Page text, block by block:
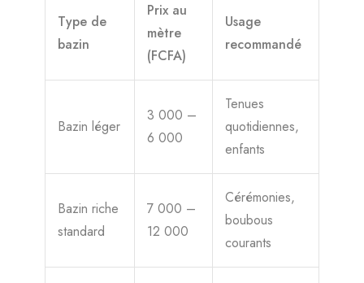
Type de
bazin
Prix au
mètre
(FCFA)
Usage
recommandé
Bazin léger
3 000 –
6 000
Tenues
quotidiennes,
enfants
Bazin riche
standard
7 000 –
12 000
Cérémonies,
boubous
courants